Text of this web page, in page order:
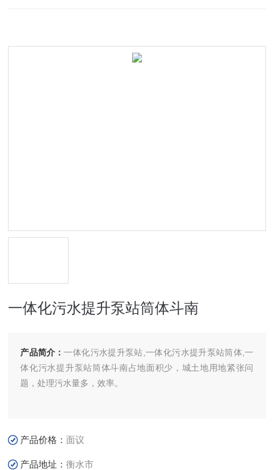
一体化污水提升泵站筒体斗南
产品简介：一体化污水提升泵站,一体化污水提升泵站筒体,一
体化污水提升泵站筒体斗南占地面积少，城土地用地紧张问
题，处理污水量多，效率。
产品价格：面议
产品地址：衡水市